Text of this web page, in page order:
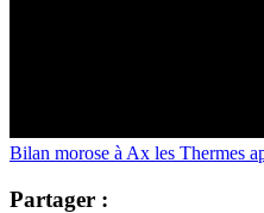
Bilan morose à Ax les Thermes
Partager :